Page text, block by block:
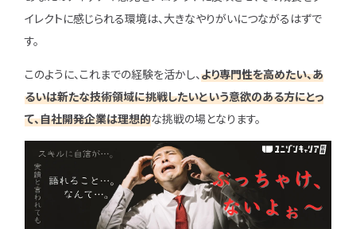
イレクトに感じられる環境は、大きなやりがいにつながるはずで
す。
このように、これまでの経験を活かし、より専門性を高めたい、あ
るいは新たな技術領域に挑戦したいという意欲のある方にとっ
て、自社開発企業は理想的な挑戦の場となります。